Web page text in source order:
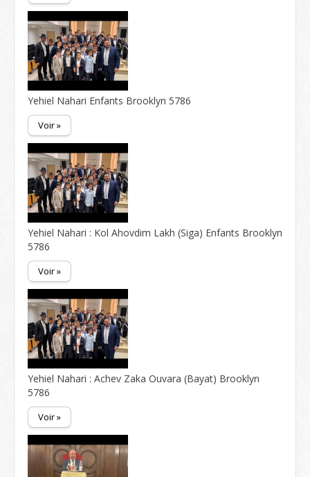
Yehiel Nahari Enfants Brooklyn 5786
Voir »
Yehiel Nahari : Kol Ahovdim Lakh (Siga) Enfants Brooklyn
5786
Voir »
Yehiel Nahari : Achev Zaka Ouvara (Bayat) Brooklyn
5786
Voir »